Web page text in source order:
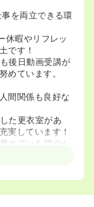
を両立できる環
休暇やリフレッ
です！
後日動画受講が
めています。
間関係も良好な
た更衣室があ
実しています！
めていた穏やか
れる安心の管理